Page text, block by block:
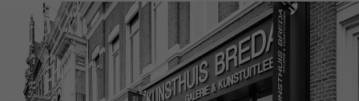
Amstelveenseweg 135
1075 VX Amsterdam
+31 (0)20 2332546
info@kunsthuisamsterdam.nl